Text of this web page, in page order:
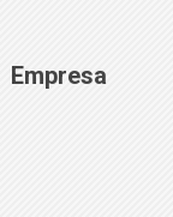
Empresa